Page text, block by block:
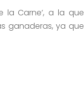
la Carne’, a la que
ganaderas, ya que